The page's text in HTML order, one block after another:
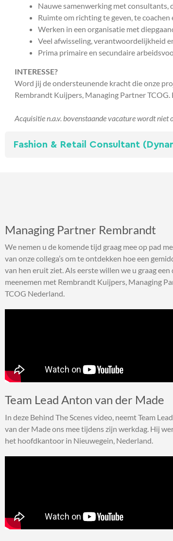
Nauwe samenwerking met consultants,
Ruimte om richting te geven, te
Werken in een organisatie met
Veel afwisseling, verantwoordelijkheid
Prima primaire en secundaire
INTERESSE?
Word jij de ondersteunende kracht die onze
Rembrandt Kuijpers, Managing Partner
Acquisitie n.a.v. bovenstaande vacature wordt niet
Fashion & Retail Consultant
Managing Partner Rembrandt
We nemen u de komende tijd graag mee op pad
van onze collega’s om te ontdekken hoe een
van hen eruit ziet. Als eerste willen we u graag een
meenemen met Rembrandt Kuijpers, Managing
TCOG Nederland.
Team Lead Anton van der Made
In deze Behind The Scenes video, neemt Team
van der Made ons mee tijdens zijn werkdag. Hij
het hoofdkantoor in Nieuwegein, Nederland.